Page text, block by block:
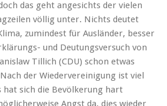
das geht angesichts der vielen
völlig unter. Nichts deutet
zumindest für Ausländer, besser
und Deutungsversuch von
Tillich (CDU) schon etwas
der Wiedervereinigung ist viel
sich die Bevölkerung hart
Angst da, dies wieder